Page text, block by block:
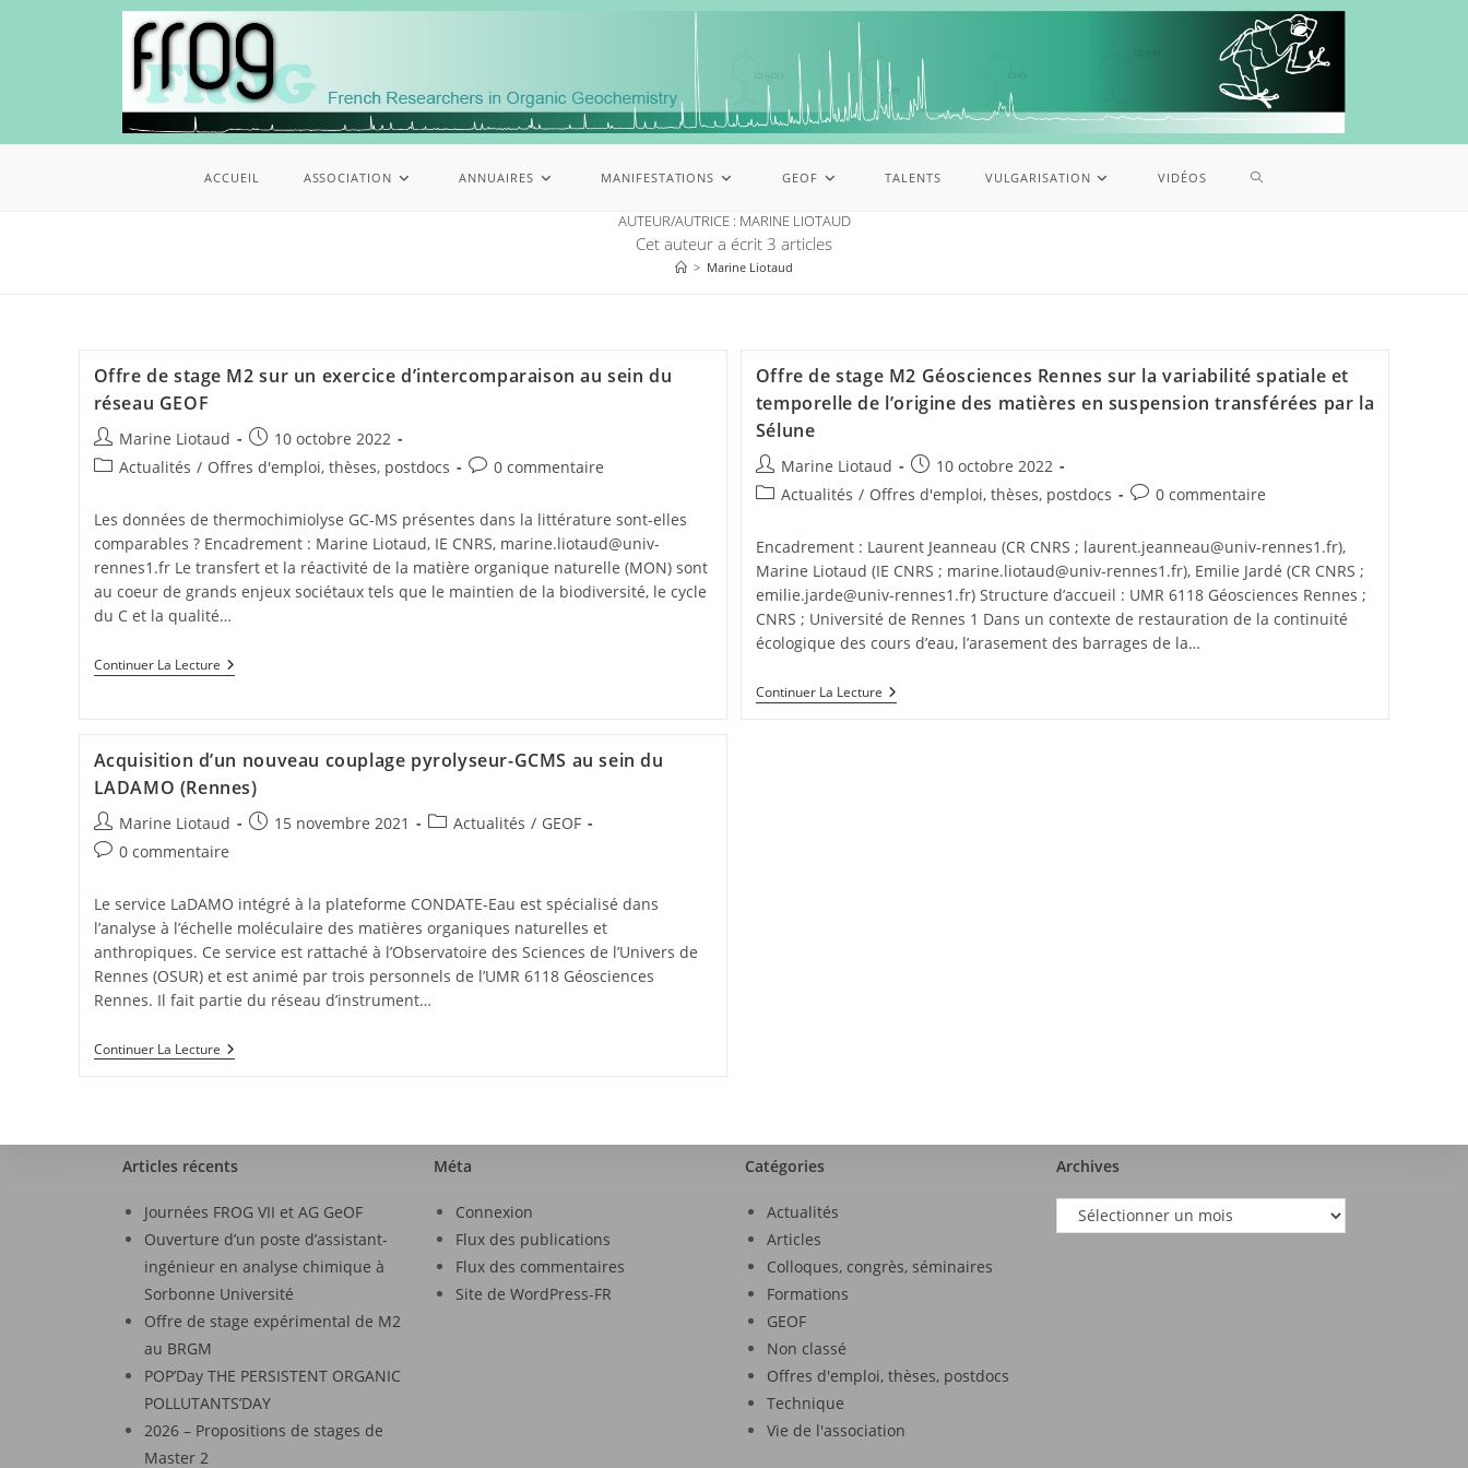
ACCUEIL ASSOCIATION ANNUAIRES MANIFESTATIONS GEOF TALENTS VULGARISATION VIDÉOS
AUTEUR/AUTRICE : MARINE LIOTAUD
Cet auteur a écrit 3 articles
> Marine Liotaud
Offre de stage M2 sur un exercice d’intercomparaison au sein du
réseau GEOF
Marine Liotaud
10 octobre 2022
Actualités / Offres d'emploi, thèses, postdocs 0 commentaire
Les données de thermochimiolyse GC-MS présentes dans la littérature sont-elles
comparables ? Encadrement : Marine Liotaud, IE CNRS, marine.liotaud@univ-
rennes1.fr Le transfert et la réactivité de la matière organique naturelle (MON) sont
au coeur de grands enjeux sociétaux tels que le maintien de la biodiversité, le cycle
du C et la qualité…
Continuer La Lecture
Offre de stage M2 Géosciences Rennes sur la variabilité spatiale et
temporelle de l’origine des matières en suspension transférées par la
Sélune
Marine Liotaud
10 octobre 2022
Actualités / Offres d'emploi, thèses, postdocs 0 commentaire
Encadrement : Laurent Jeanneau (CR CNRS ; laurent.jeanneau@univ-rennes1.fr),
Marine Liotaud (IE CNRS ; marine.liotaud@univ-rennes1.fr), Emilie Jardé (CR CNRS ;
emilie.jarde@univ-rennes1.fr) Structure d’accueil : UMR 6118 Géosciences Rennes ;
CNRS ; Université de Rennes 1 Dans un contexte de restauration de la continuité
écologique des cours d’eau, l’arasement des barrages de la…
Continuer La Lecture
Acquisition d’un nouveau couplage pyrolyseur-GCMS au sein du
LADAMO (Rennes)
Marine Liotaud 15 novembre 2021 Actualités / GEOF
0 commentaire
Le service LaDAMO intégré à la plateforme CONDATE-Eau est spécialisé dans
l’analyse à l’échelle moléculaire des matières organiques naturelles et
anthropiques. Ce service est rattaché à l’Observatoire des Sciences de l’Univers de
Rennes (OSUR) et est animé par trois personnels de l’UMR 6118 Géosciences
Rennes. Il fait partie du réseau d’instrument…
Continuer La Lecture
Articles récents
Journées FROG VII et AG GeOF
Ouverture d’un poste d’assistant-
ingénieur en analyse chimique à
Sorbonne Université
Offre de stage expérimental de M2
au BRGM
POP’Day THE PERSISTENT ORGANIC
POLLUTANTS’DAY
2026 – Propositions de stages de
Master 2
Méta
Connexion
Flux des publications
Flux des commentaires
Site de WordPress-FR
Catégories
Actualités
Articles
Colloques, congrès, séminaires
Formations
GEOF
Non classé
Offres d'emploi, thèses, postdocs
Technique
Vie de l'association
Archives